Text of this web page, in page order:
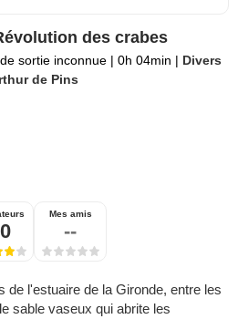
des crabes
sortie inconnue | 0h 04min | Divers
de Pins
Mes amis
--
de l'estuaire de la Gironde, entre les
sable vaseux qui abrite les